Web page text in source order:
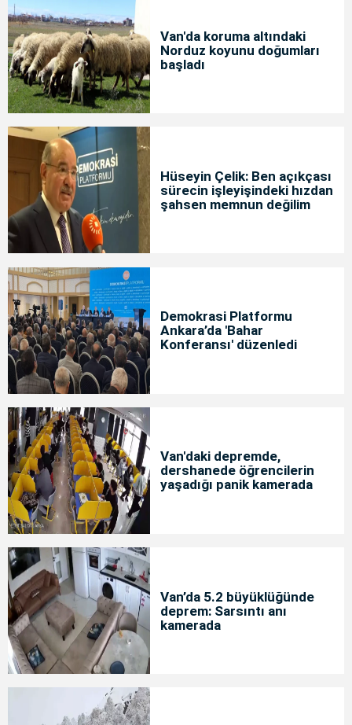
Van'da koruma altındaki
Norduz koyunu doğumları
başladı
Hüseyin Çelik: Ben açıkçası
sürecin işleyişindeki hızdan
şahsen memnun değilim
Demokrasi Platformu
Ankara’da 'Bahar
Konferansı' düzenledi
Van'daki depremde,
dershanede öğrencilerin
yaşadığı panik kamerada
Van’da 5.2 büyüklüğünde
deprem: Sarsıntı anı
kamerada